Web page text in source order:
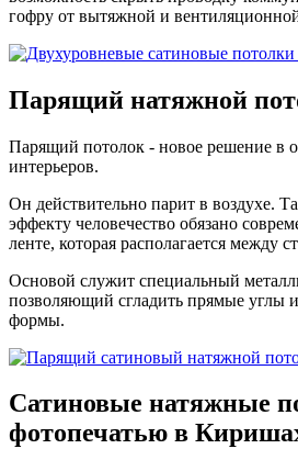
гофру от вытяжной и
Парящий натяжной
Парящий потолок - новое решение в
интерьеров.
Он действительно парит в воздухе.
эффекту человечество обязано
ленте, которая располагается между
Основой служит специальный
позволяющий сгладить прямые углы
формы.
Сатиновые натяжные
фотопечатью в